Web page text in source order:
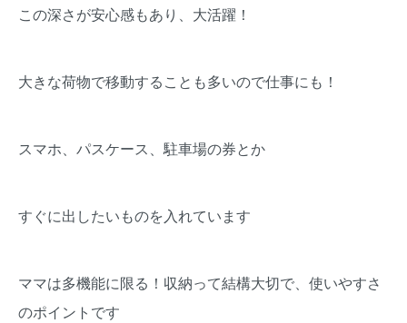
この深さが安心感もあり、大活躍！
大きな荷物で移動することも多いので仕事にも！
スマホ、パスケース、駐車場の券とか
すぐに出したいものを入れています
ママは多機能に限る！収納って結構大切で、使いやすさ
のポイントです